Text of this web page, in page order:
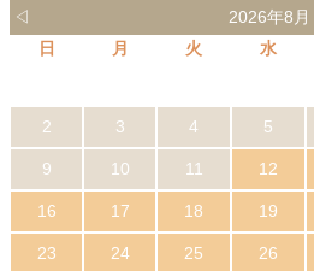
◁
2026年8月
日
月 火 水
2 3 4 5
9 10 11 12
16 17 18 19
23 24 25 26